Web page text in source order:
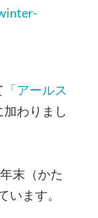
「アールス
わりまし
末（かた
ます。